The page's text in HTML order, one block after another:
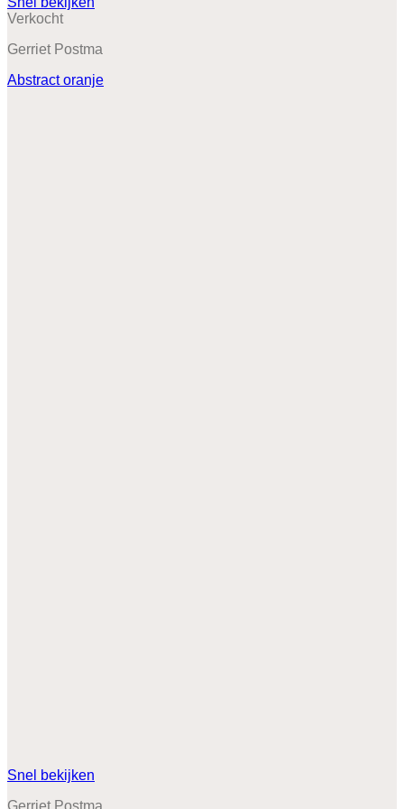
Verkocht
Gerriet Postma
Abstract oranje
Snel bekijken